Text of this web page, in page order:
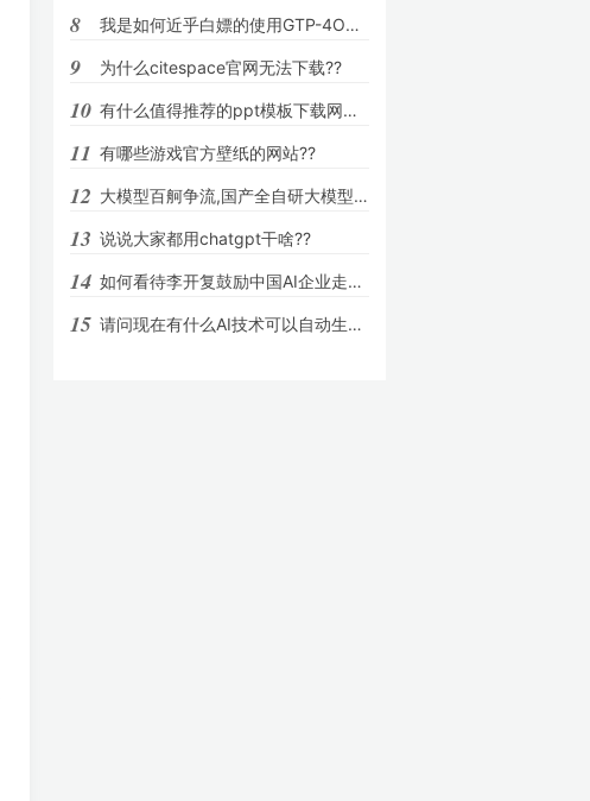
8 我是如何近乎白嫖的使用GTP-4O模型的??
9 为什么citespace官网无法下载??
10 有什么值得推荐的ppt模板下载网站吗??
11 有哪些游戏官方壁纸的网站??
12 大模型百舸争流,国产全自研大模型如何才能
13 说说大家都用chatgpt干啥??
14 如何看待李开复鼓励中国AI企业走出自己的第
15 请问现在有什么AI技术可以自动生成图表?Cha